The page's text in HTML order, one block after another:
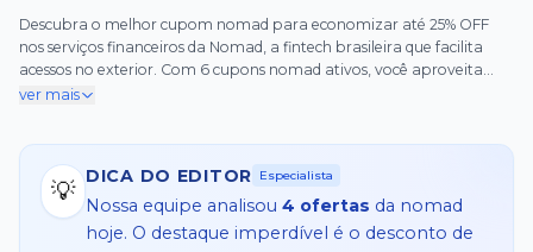
Descubra o melhor cupom nomad para economizar até 25% OFF
nos serviços financeiros da Nomad, a fintech brasileira que facilita
acessos no exterior. Com 6 cupons nomad ativos, você aproveita
benefícios incríveis como frete grátis em transferências
remessas acima de R$ 1.000 e 15% OFF acima de R$ 5.000, tudo com
códigos
ver mais
💡
DICA DO EDITOR Especialista
Nossa equipe analisou 4 ofertas da nomad
hoje. O destaque imperdível é o desconto de